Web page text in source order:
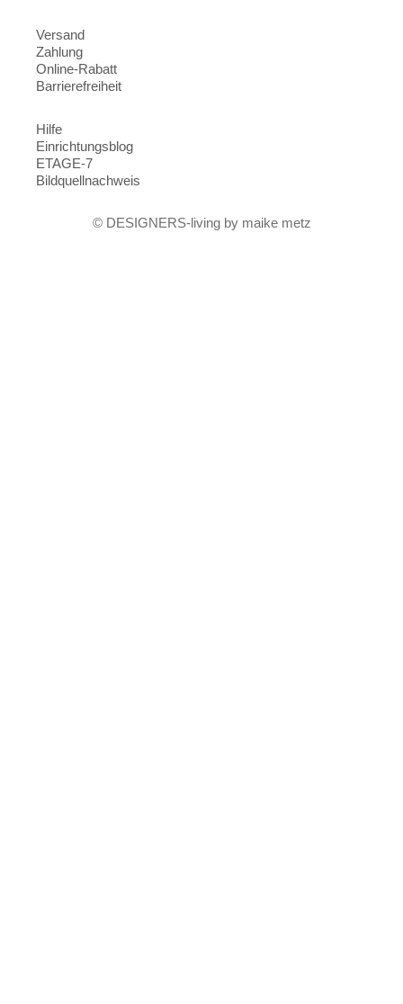
Versand
Zahlung
Online-Rabatt
Barrierefreiheit
Hilfe
Einrichtungsblog
ETAGE-7
Bildquellnachweis
© DESIGNERS-living by maike metz